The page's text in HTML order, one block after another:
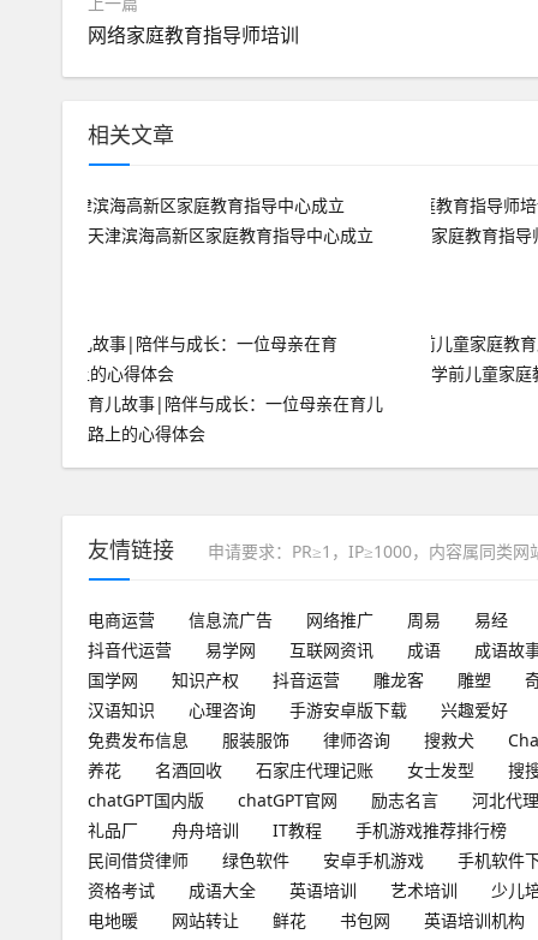
网络家庭教育指导师培训
相关文章
天津滨海高新区家庭教育指导中心成立 家庭教育指导
育儿故事|陪伴与成长：一位母亲在育儿
路上的心得体会
学前儿童家
友情链接 申请要求：PR≥1，IP≥1000，内容属同类网
电商运营 信息流广告 网络推广 周易
易经
抖音代运营
易学网 互联网资讯 成语
成语故
国学网
知识产权 抖音运营 雕龙客 雕塑
汉语知识
心理咨询 手游安卓版下载
兴趣爱好
免费发布信息
服装服饰 律师咨询 搜救犬
养花
名酒回收 石家庄代理记账 女士发型
搜
chatGPT国内版
chatGPT官网 励志名言
河北代
礼品厂
舟舟培训 IT教程
手机游戏推荐排行榜
民间借贷律师
绿色软件 安卓手机游戏
手机软件
资格考试
成语大全 英语培训 艺术培训
少儿
电地暖
网站转让 鲜花 书包网 英语培训机构